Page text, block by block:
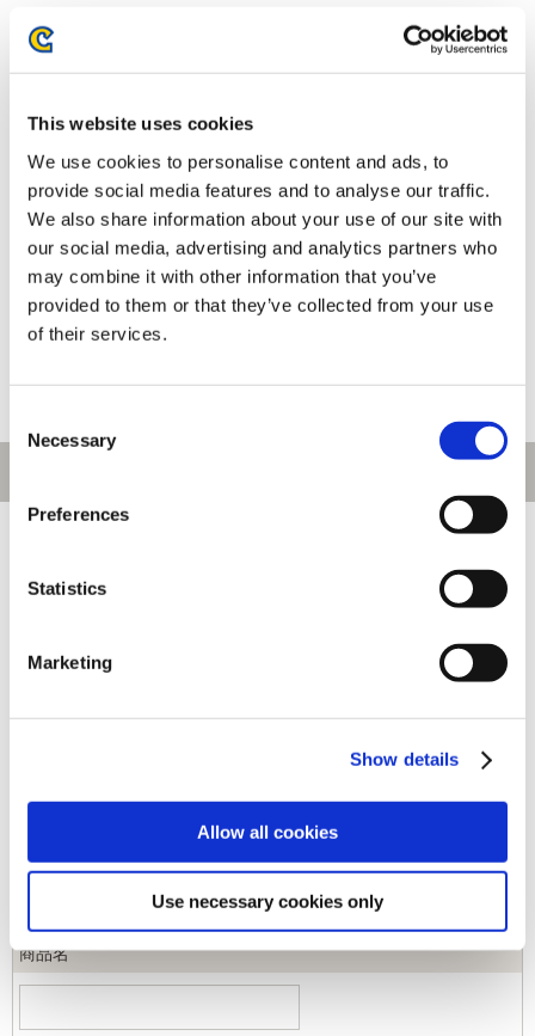
This website uses cookies
We use cookies to personalise content and ads, to
provide social media features and to analyse our traffic.
We also share information about your use of our site with
our social media, advertising and analytics partners who
may combine it with other information that you’ve
provided to them or that they’ve collected from your use
of their services.
Selection
Necessary
Preferences
Statistics
Marketing
Show details
Allow all cookies
Use necessary cookies only
くるみたぴぬい 逆転裁判 成歩堂
くるみたぴぬい 戦国BASARA 真
1,320円
商品名